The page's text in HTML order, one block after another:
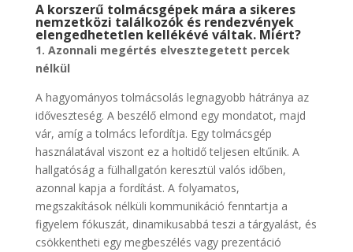
A korszerű tolmácsgépek mára a sikeres
nemzetközi találkozók és rendezvények
elengedhetetlen kellékévé váltak. Miért?
1. Azonnali megértés elvesztegetett percek
nélkül
A hagyományos tolmácsolás legnagyobb hátránya az
időveszteség. A beszélő elmond egy mondatot, majd
vár, amíg a tolmács lefordítja. Egy tolmácsgép
használatával viszont ez a holtidő teljesen eltűnik. A
hallgatóság a fülhallgatón keresztül valós időben,
azonnal kapja a fordítást. A folyamatos,
megszakítások nélküli kommunikáció fenntartja a
figyelem fókuszát, dinamikusabbá teszi a tárgyalást, és
csökkentheti egy megbeszélés vagy prezentáció